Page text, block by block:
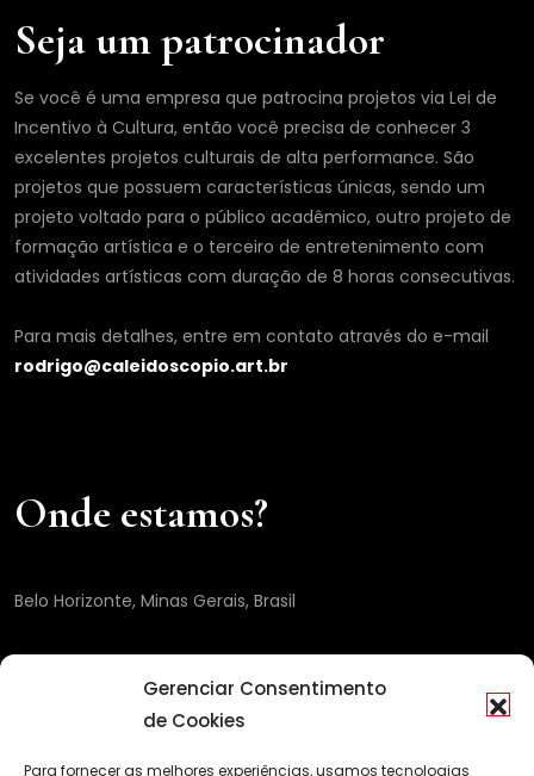
Gerenciar Consentimento
de Cookies
Para fornecer as melhores experiências, usamos tecnologias
Seja um patrocinador
Se você é uma empresa que patrocina projetos via Lei de
Incentivo à Cultura, então você precisa de conhecer 3
excelentes projetos culturais de alta performance. São
projetos que possuem características únicas, sendo um
projeto voltado para o público acadêmico, outro projeto de
formação artística e o terceiro de entretenimento com
atividades artísticas com duração de 8 horas consecutivas.
Para mais detalhes, entre em contato através do e-mail
rodrigo@caleidoscopio.art.br
Onde estamos?
Belo Horizonte, Minas Gerais, Brasil